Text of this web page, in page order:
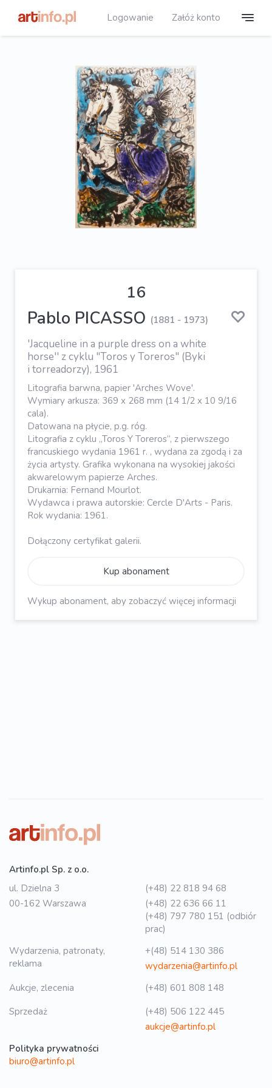
Logowanie Załóż konto
16
Pablo PICASSO (1881 - 1973)
'Jacqueline in a purple dress on a white
horse'' z cyklu "Toros y Toreros" (Byki
i torreadorzy), 1961
Litografia barwna, papier 'Arches Wove'.
Wymiary arkusza: 369 x 268 mm (14 1/2 x 10 9/16
cala).
Datowana na płycie, p.g. róg.
Litografia z cyklu „Toros Y Toreros”, z pierwszego
francuskiego wydania 1961 r. , wydana za zgodą i za
życia artysty. Grafika wykonana na wysokiej jakości
akwarelowym papierze Arches.
Drukarnia: Fernand Mourlot.
Wydawca i prawa autorskie: Cercle D'Arts - Paris.
Rok wydania: 1961.
Dołączony certyfikat galerii.
Kup abonament
Wykup abonament, aby zobaczyć więcej informacji
Artinfo.pl Sp. z o.o.
ul. Dzielna 3
00-162 Warszawa
(+48) 22 818 94 68
(+48) 22 636 66 11
(+48) 797 780 151 (odbiór
prac)
Wydarzenia, patronaty,
reklama
+(48) 514 130 386
wydarzenia@artinfo.pl
Aukcje, zlecenia
(+48) 601 808 148
Sprzedaż
(+48) 506 122 445
aukcje@artinfo.pl
Polityka prywatności
biuro@artinfo.pl